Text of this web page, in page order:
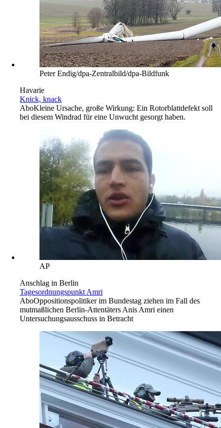
Peter Endig/dpa-Zentralbild/dpa-Bildfunk
Havarie
Knick, knack
AboKleine Ursache, große Wirkung: Ein Rotorblattdefekt soll
bei diesem Windrad für eine Unwucht gesorgt haben.
AP
Anschlag in Berlin
Tagesordnungspunkt Amri
AboOppositionspolitiker im Bundestag ziehen im Fall des
mutmaßlichen Berlin-Attentäters Anis Amri einen
Untersuchungsausschuss in Betracht